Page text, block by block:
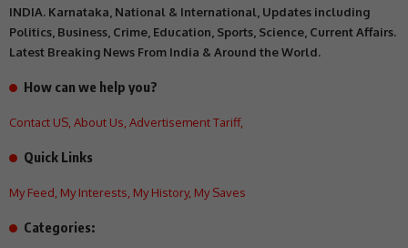
INDIA. Karnataka, National & International, Updates including
Politics, Business, Crime, Education, Sports, Science, Current Affairs.
Latest Breaking News From India & Around the World.
How can we help you?
Contact US About Us Advertisement Tariff,
Quick Links
My Feed My Interests My History, My Saves
Categories: